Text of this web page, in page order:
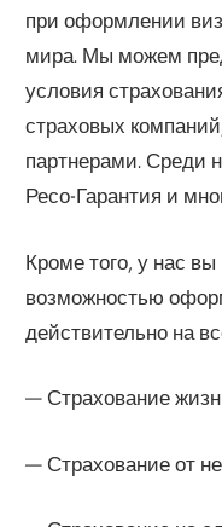
при оформлении
мира. Мы можем
условия
страховых
партнерами. Среди
Ресо-Гарантия и
Кроме того, у нас
возможностью
действительно на
— Страхование
— Страхование от